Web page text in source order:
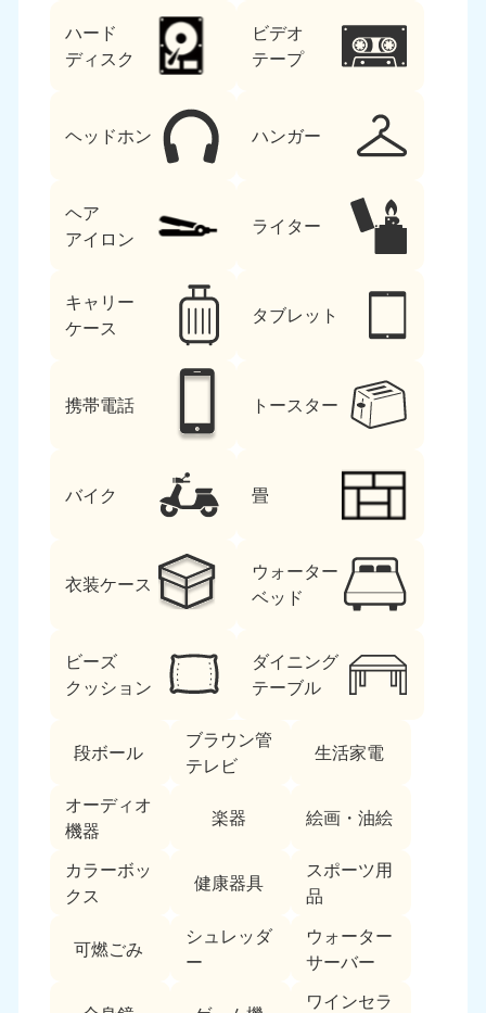
ハード
ディスク
ビデオ
テープ
ヘッドホン ハンガー
ヘア
アイロン
ライター
キャリー
ケース
タブレット
携帯電話 トースター
バイク 畳
衣装ケース
ウォーター
ベッド
ビーズ
クッション
ダイニング
テーブル
段ボール
ブラウン管
テレビ
生活家電
オーディオ
機器
楽器 絵画・油絵
カラーボッ
クス
健康器具
スポーツ用
品
可燃ごみ
シュレッダ
ー
ウォーター
サーバー
ワインセラ
北海道
9:00〜19:00 年中無休
青森県
9:00〜19:00 年中無休
050-1881-5274
9:00〜19:00 年中無休
050-1881-5275
9:00〜19:00 年中無休
山形県 宮城県
050-1881-5272
9:00〜19:00 年中無休